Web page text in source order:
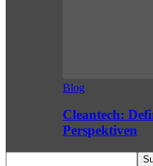
Blog
Cleantech:
Perspektiven